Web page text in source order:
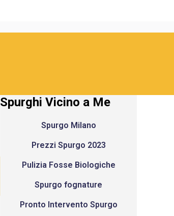
Spurghi Vicino a Me
Spurgo Milano
Prezzi Spurgo 2023
Pulizia Fosse Biologiche
Spurgo fognature
Pronto Intervento Spurgo